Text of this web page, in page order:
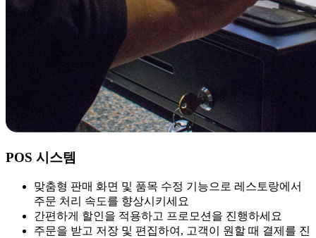
POS 시스템
맞춤형 판매 화면 및 품목 수정 기능으로 레스토랑에서
주문 처리 속도를 향상시키세요
간편하게 할인을 적용하고 프로모션을 진행하세요
주문을 받고 저장 및 편집하여, 고객이 원할 때 결제를 진